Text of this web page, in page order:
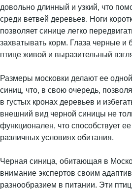
довольно длинный и узкий, что
среди ветвей деревьев. Ноги
позволяет синице легко
захватывать корм. Глаза черные и
птице живой и выразительный
Размеры московки делают ее
синиц, что, в свою очередь,
в густых кронах деревьев и
внешний вид черной синицы не
функционален, что способствует
различных условиях обитания.
Черная синица, обитающая в
внимание экспертов своим
разнообразием в питании. Эти